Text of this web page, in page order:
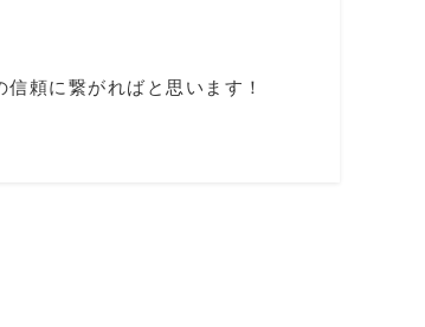
頼に繋がればと思います！